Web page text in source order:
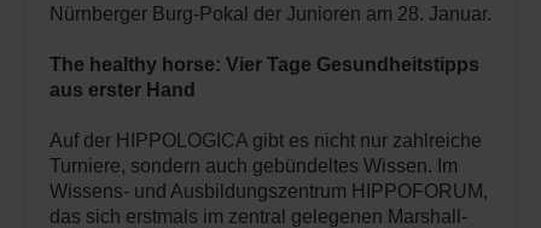
Nürnberger Burg-Pokal der Junioren am 28. Januar.
The healthy horse: Vier Tage Gesundheitstipps
aus erster Hand
Auf der HIPPOLOGICA gibt es nicht nur zahlreiche
Turniere, sondern auch gebündeltes Wissen. Im
Wissens- und Ausbildungszentrum HIPPOFORUM,
das sich erstmals im zentral gelegenen Marshall-